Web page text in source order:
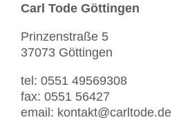
Carl Tode Göttingen
Prinzenstraße 5
37073 Göttingen
tel: 0551 49569308
fax: 0551 56427
email: kontakt@carltode.de